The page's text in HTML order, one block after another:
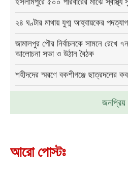
জনপ্রিয়
২৪ ঘণ্টার মাথায় যুগ্ম আহ্বায়কের পদত্যাগ
জামালপুর পৌর নির্বাচনকে সামনে রেখে
আলোচনা সভা ও উঠান বৈঠক
শহীদদের স্মরণে বকশীগঞ্জে ছাত্রদলের
আরো পোস্টঃ